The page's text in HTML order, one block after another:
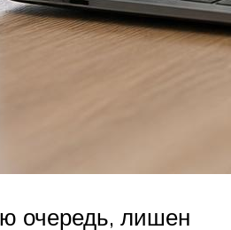
очередь, лишен